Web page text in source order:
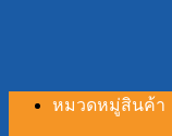
หมวดหมู่สินค้า